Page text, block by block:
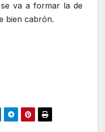
va a formar la de
bien cabrón.